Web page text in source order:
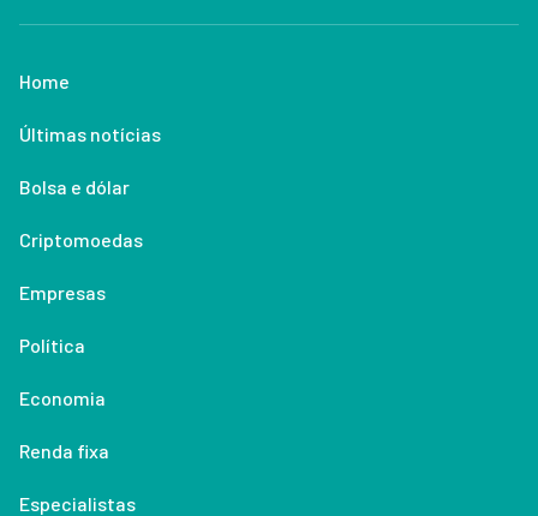
Home
Últimas notícias
Bolsa e dólar
Criptomoedas
Empresas
Política
Economia
Renda fixa
Especialistas